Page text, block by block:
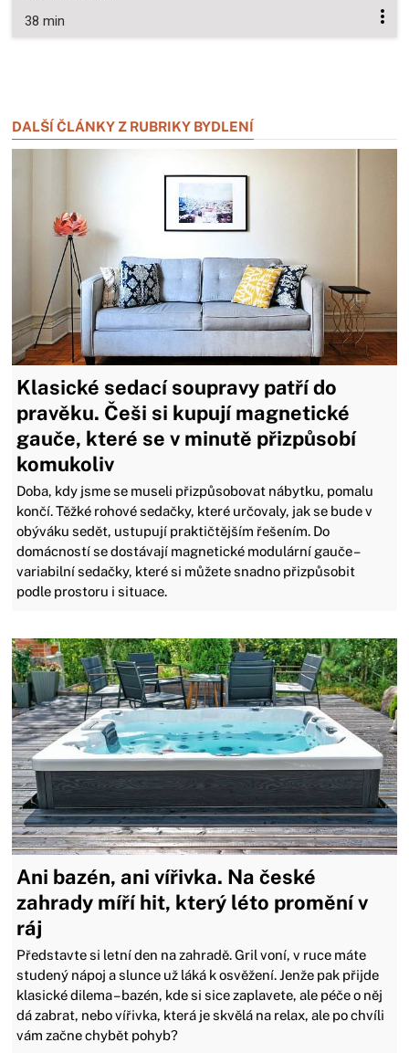
38 min
DALŠÍ ČLÁNKY Z RUBRIKY BYDLENÍ
Klasické sedací soupravy patří do
pravěku. Češi si kupují magnetické
gauče, které se v minutě přizpůsobí
komukoliv
Doba, kdy jsme se museli přizpůsobovat nábytku, pomalu
končí. Těžké rohové sedačky, které určovaly, jak se bude v
obýváku sedět, ustupují praktičtějším řešením. Do
domácností se dostávají magnetické modulární gauče –
variabilní sedačky, které si můžete snadno přizpůsobit
podle prostoru i situace.
Ani bazén, ani vířivka. Na české
zahrady míří hit, který léto promění v
ráj
Představte si letní den na zahradě. Gril voní, v ruce máte
studený nápoj a slunce už láká k osvěžení. Jenže pak přijde
klasické dilema – bazén, kde si sice zaplavete, ale péče o něj
dá zabrat, nebo vířivka, která je skvělá na relax, ale po chvíli
vám začne chybět pohyb?